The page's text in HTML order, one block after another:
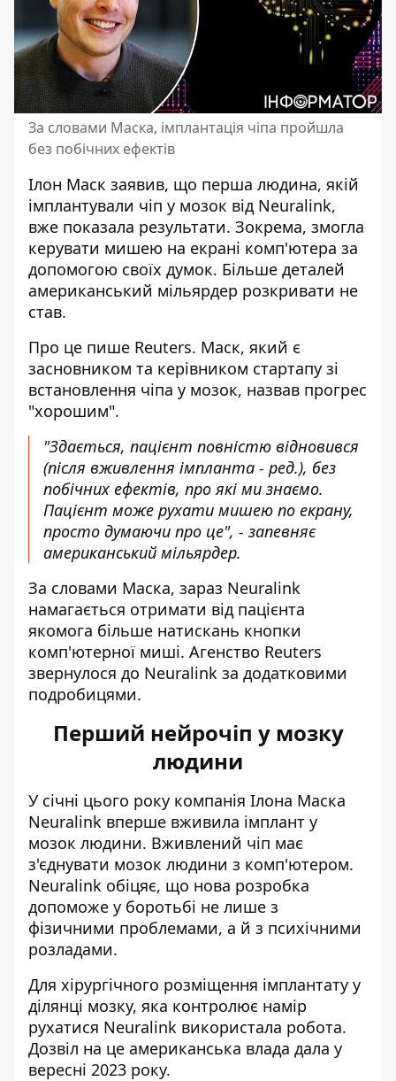
За словами Маска, імплантація чіпа пройшла
без побічних ефектів
Ілон Маск заявив, що перша людина, якій
імплантували чіп у мозок від Neuralink,
вже показала результати. Зокрема, змогла
керувати мишею на екрані комп'ютера за
допомогою своїх думок. Більше деталей
американський мільярдер розкривати не
став.
Про це пише Reuters. Маск, який є
засновником та керівником стартапу зі
встановлення чіпа у мозок, назвав прогрес
"хорошим".
"Здається, пацієнт повністю відновився
(після вживлення імпланта - ред.), без
побічних ефектів, про які ми знаємо.
Пацієнт може рухати мишею по екрану,
просто думаючи про це", - запевняє
американський мільярдер.
За словами Маска, зараз Neuralink
намагається отримати від пацієнта
якомога більше натискань кнопки
комп'ютерної миші. Агенство Reuters
звернулося до Neuralink за додатковими
подробицями.
Перший нейрочіп у мозку
людини
У січні цього року компанія Ілона Маска
Neuralink вперше вживила імплант у
мозок людини. Вживлений чіп має
з'єднувати мозок людини з комп'ютером.
Neuralink обіцяє, що нова розробка
допоможе у боротьбі не лише з
фізичними проблемами, а й з психічними
розладами.
Для хірургічного розміщення імплантату у
ділянці мозку, яка контролює намір
рухатися Neuralink використала робота.
Дозвіл на це американська влада дала у
вересні 2023 року.